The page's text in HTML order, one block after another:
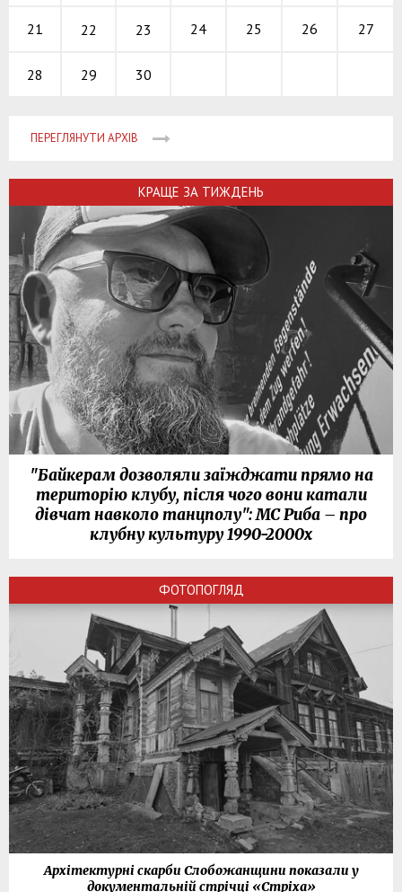
21 22 23 24 25 26 27
28 29 30
ПЕРЕГЛЯНУТИ АРХІВ
КРАЩЕ ЗА ТИЖДЕНЬ
"Байкерам дозволяли заїжджати прямо на
територію клубу, після чого вони катали
дівчат навколо танцполу": МС Риба – про
клубну культуру 1990-2000х
ФОТОПОГЛЯД
Архітектурні скарби Слобожанщини показали у
документальній стрічці «Стріха»